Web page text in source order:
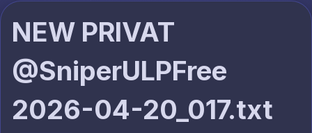
NEW PRIVAT
@SniperULPFree
2026-04-20_017.txt